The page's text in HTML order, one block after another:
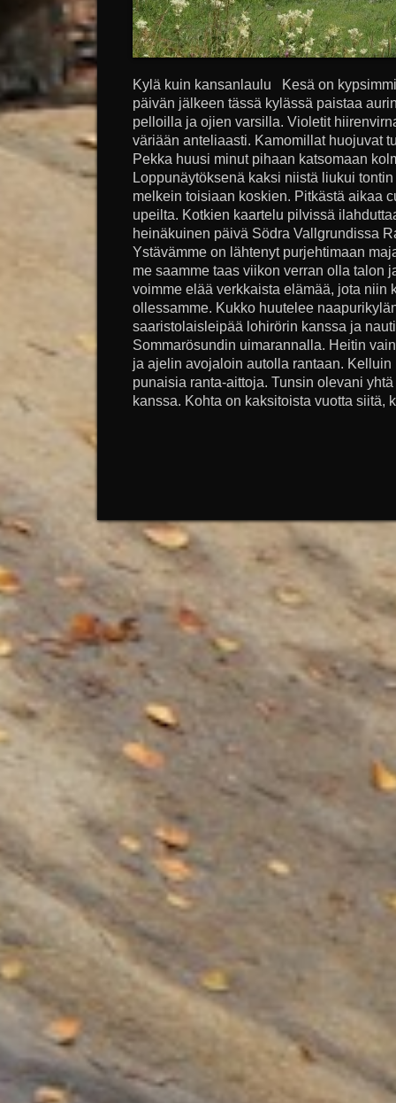
Kylä kuin kansanlaulu Kesä on
päivän jälkeen tässä kylässä paistaa
pelloilla ja ojien varsilla. Violetit
väriään anteliaasti. Kamomillat huojuvat
Pekka huusi minut pihaan katsomaan
Loppunäytöksenä kaksi niistä liukui
melkein toisiaan koskien. Pitkästä aikaa
upeilta. Kotkien kaartelu pilvissä
heinäkuinen päivä Södra Vallgrundissa
Ystävämme on lähtenyt purjehtimaan
me saamme taas viikon verran olla talon
voimme elää verkkaista elämää, jota niin
ollessamme. Kukko huutelee
saaristolaisleipää lohirörin kanssa ja
Sommarösundin uimarannalla. Heitin
ja ajelin avojaloin autolla rantaan.
punaisia ranta-aittoja. Tunsin olevani
kanssa. Kohta on kaksitoista vuotta siitä,